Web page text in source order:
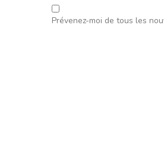
Prévenez-moi de tous les